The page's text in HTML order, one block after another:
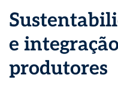
e
produtores